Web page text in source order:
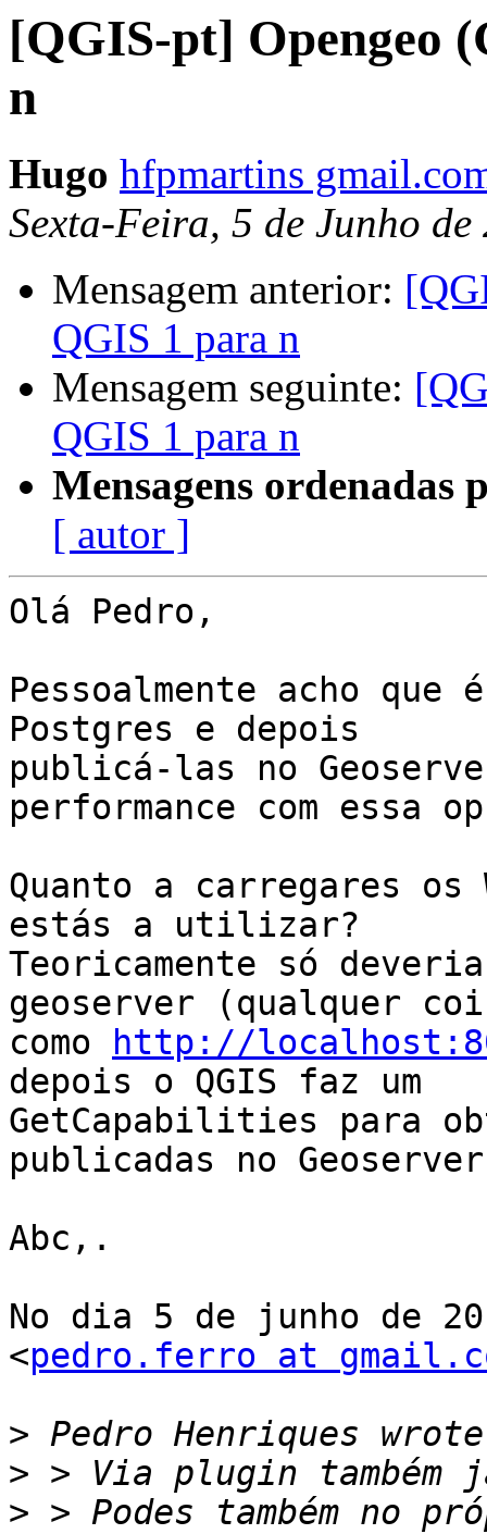
[QGIS-pt] Opengeo
n
Hugo hfpmartins
Sexta-Feira, 5 de Junho
Mensagem anterior:
QGIS 1 para n
Mensagem seguinte:
QGIS 1 para n
Mensagens ordenadas
[ autor ]
Olá Pedro,
Pessoalmente acho
Postgres e depois
publicá-las no
performance com essa
Quanto a carregares os
estás a utilizar?
Teoricamente só
geoserver (qualquer
como
http://
depois o QGIS faz um
GetCapabilities para
publicadas no
Abc,.
No dia 5 de junho de
<pedro.ferro at
>
>
> > Podes também no